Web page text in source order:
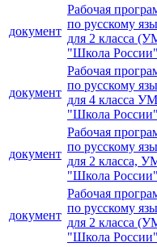
документ
Рабочая
по русскому
для 2 класса
"Школа
документ
Рабочая
по русскому
для 4 класса
"Школа России"
документ
Рабочая
по русскому
для 2 класса,
"Школа России"
документ
Рабочая
по русскому
для 2 класса
"Школа России"